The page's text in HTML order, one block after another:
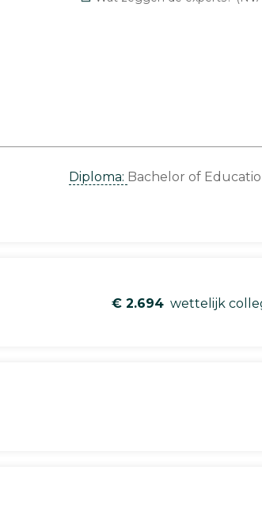
Diploma: Bachelor of
€ 2.694 wettelijk